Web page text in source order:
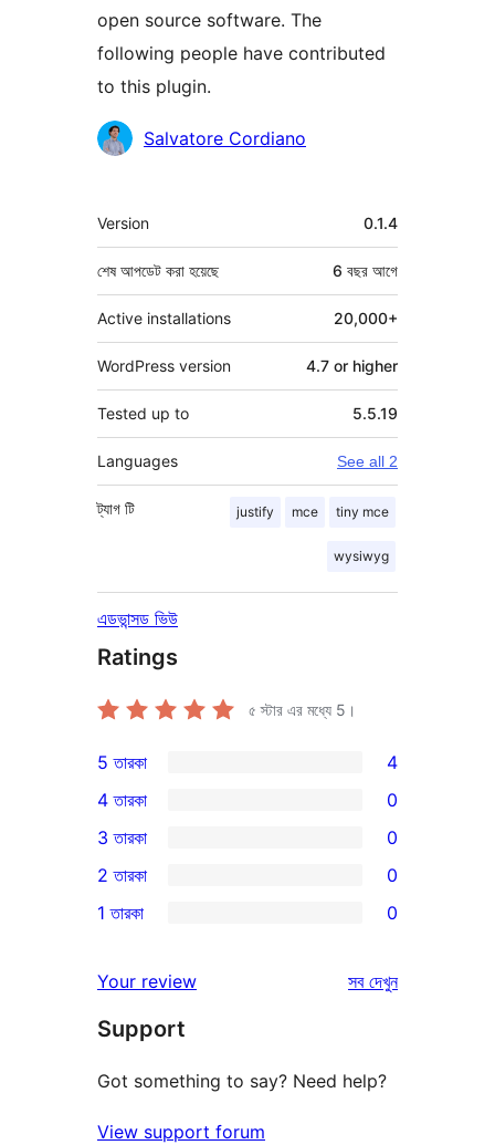
open source software. The
following people have contributed
to this plugin.
কন্ট্রিবিউটরSalvatore Cordiano
মেটা
Version 0.1.4
শেষ আপডেট করা হয়েছে 6 বছর আগে
Active installations 20,000+
WordPress version 4.7 or higher
Tested up to 5.5.19
Languages See all 2
ট্যাগ justify mce tiny mce
wysiwyg
টি
এডভান্সড ভিউ
Ratings
৫ স্টার এর মধ্যে 5 ।
4টি
5-
স্টার
রিভিউ
5 তারকা 4
4-
স্টার
রিভিউ
4 তারকা 0
0টি
3-
স্টার
3 তারকা 0
2-
রিভিউ
2 তারকা 0
স্টার
রিভিউ
1 তারকা 0
Your review সবরিভিউ
দেখুন
Support
Got something to say? Need help?
View support forum